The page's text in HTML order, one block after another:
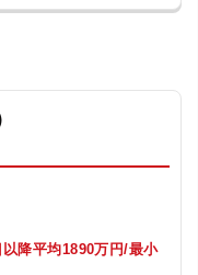
降平均1890万円/最小
動画集